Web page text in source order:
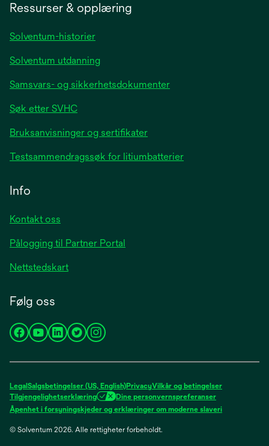
Ressurser & opplæring
Solventum-historier
Solventum utdanning
Samsvars- og sikkerhetsdokumenter
Søk etter SVHC
Bruksanvisninger og sertifikater
Testsammendragssøk for litiumbatterier
Info
Kontakt oss
Pålogging til Partner Portal
Nettstedskart
Følg oss
opens
new
tab
opens
new
tab
opens
new
tab
opens
new
tab
opens
new
tab
Legal Salgsbetingelser (US, English)PrivacyVilkår og betingelser
Tilgjengelighetserklæring
Dine personvernspreferanser
Åpenhet i forsyningskjeder og erklæringer om moderne slaveriopens
© Solventum 2026. Alle rettigheter forbeholdt.